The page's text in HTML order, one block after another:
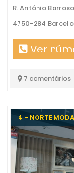
R. António Barroso
4750-284
Ver
7 comentários
4 - NORTE MODA